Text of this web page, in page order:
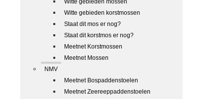
Witte gebieden mossen
Witte gebieden korstmossen
Staat dit mos er nog?
Staat dit korstmos er nog?
Meetnet Korstmossen
Meetnet Mossen
NMV
Meetnet Bospaddenstoelen
Meetnet Zeereeppaddenstoelen